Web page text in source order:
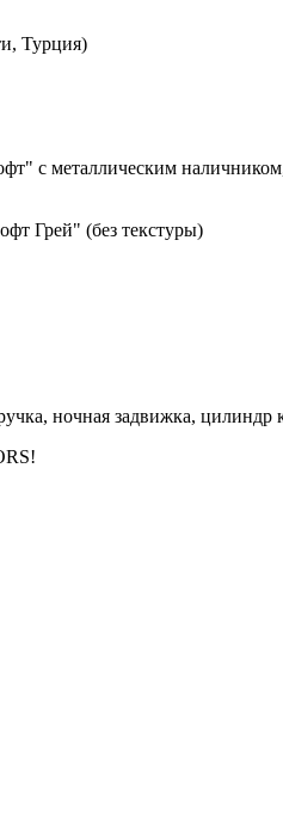
Турция)
с металлическим
Грей" (без текстуры)
ночная задвижка,